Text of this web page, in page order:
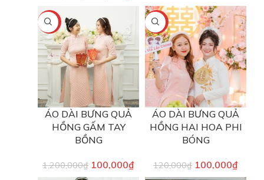
-92%
ÁO DÀI BƯNG QUẢ
HỒNG GẤM TAY
BỒNG
1,200,000₫ 100,000₫
-17%
ÁO DÀI BƯNG QUẢ
HỒNG HAI HOA PHI
BÓNG
120,000₫ 100,000₫